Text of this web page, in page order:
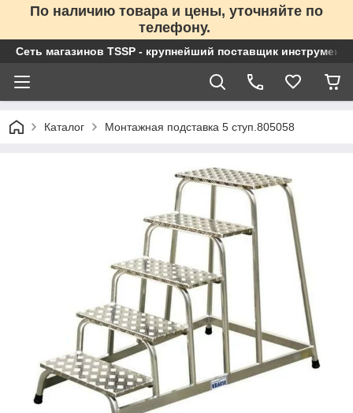
По наличию товара и цены, уточняйте по
телефону.
Сеть магазинов TSSP - крупнейший поставщик
Каталог Монтажная подставка 5 ступ.805058